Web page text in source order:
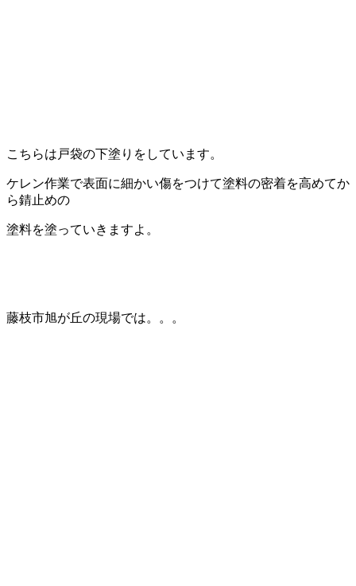
こちらは戸袋の下塗りをしています。
ケレン作業で表面に細かい傷をつけて塗料の密着を高めてか
ら錆止めの
塗料を塗っていきますよ。
藤枝市旭が丘の現場では。。。